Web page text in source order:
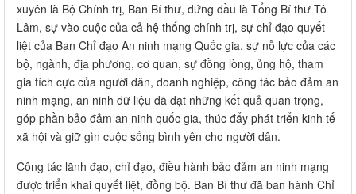
xuyên là Bộ Chính trị, Ban Bí thư, đứng đầu là Tổng Bí thư Tô
Lâm, sự vào cuộc của cả hệ thống chính trị, sự chỉ đạo quyết
liệt của Ban Chỉ đạo An ninh mạng Quốc gia, sự nỗ lực của các
bộ, ngành, địa phương, cơ quan, sự đồng lòng, ủng hộ, tham
gia tích cực của người dân, doanh nghiệp, công tác bảo đảm an
ninh mạng, an ninh dữ liệu đã đạt những kết quả quan trọng,
góp phần bảo đảm an ninh quốc gia, thúc đẩy phát triển kinh tế
xã hội và giữ gìn cuộc sống bình yên cho người dân.
Công tác lãnh đạo, chỉ đạo, điều hành bảo đảm an ninh mạng
được triển khai quyết liệt, đồng bộ. Ban Bí thư đã ban hành Chỉ